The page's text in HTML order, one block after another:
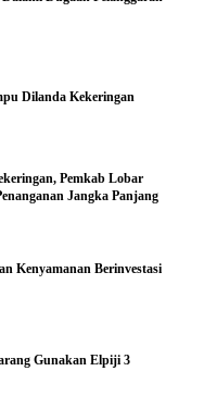
Dilanda Kekeringan
Pemkab Lobar
Jangka Panjang
Kenyamanan Berinvestasi
Gunakan Elpiji 3